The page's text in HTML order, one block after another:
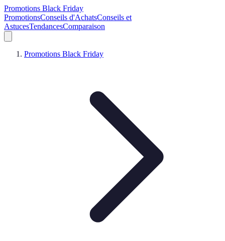
Promotions Black Friday
PromotionsConseils d'AchatsConseils et
AstucesTendancesComparaison
Promotions Black Friday